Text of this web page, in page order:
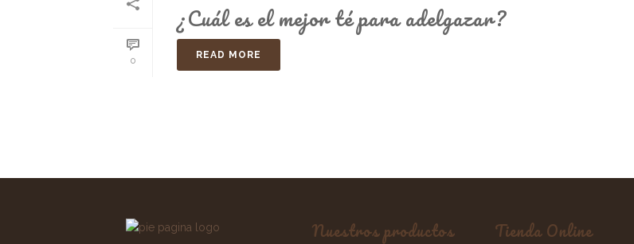
0
¿Cuál es el mejor té para adelgazar?
READ MORE
Nuestros productos Tienda Online